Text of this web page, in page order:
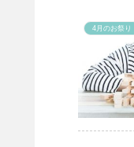
4月のお祭り